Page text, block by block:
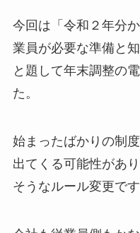
今回は「令和２年分
業員が必要な準備と
と題して年末調整の
た。
始まったばかりの制
出てくる可能性があ
そうなルール変更です